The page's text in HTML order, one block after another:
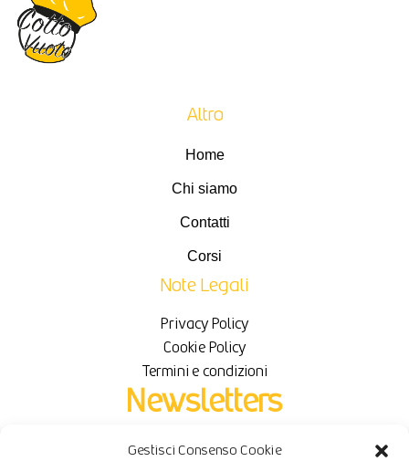
Gestisci Consenso Cookie
Altro
Home
Chi siamo
Contatti
Corsi
Note Legali
Privacy Policy
Cookie Policy
Termini e condizioni
Newsletters
Iscriviti per ricevere novità e sconti in esclusiva.